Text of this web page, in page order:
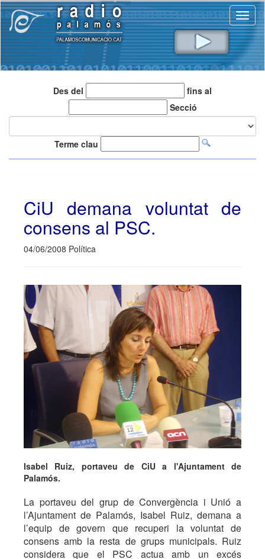
Des del
fins al
Secció
Terme clau
CiU demana voluntat de
consens al PSC.
04/06/2008 Política
Isabel Ruiz, portaveu de CiU a l'Ajuntament de
Palamós.
La portaveu del grup de Convergència i Unió a
l’Ajuntament de Palamós, Isabel Ruiz, demana a
l’equip de govern que recuperi la voluntat de
consens amb la resta de grups municipals. Ruiz
considera que el PSC actua amb un excés